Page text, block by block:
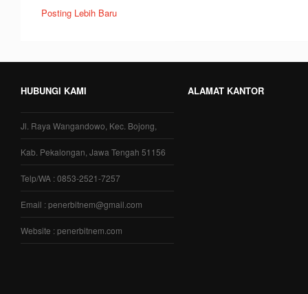
Posting Lebih Baru
HUBUNGI KAMI
Jl. Raya Wangandowo, Kec. Bojong,
Kab. Pekalongan, Jawa Tengah 51156
Telp/WA : 0853-2521-7257
Email : penerbitnem@gmail.com
Website : penerbitnem.com
ALAMAT KANTOR